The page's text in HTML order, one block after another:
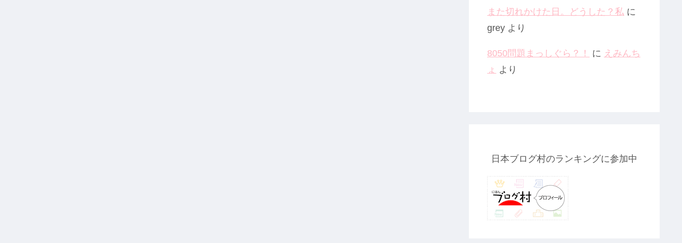
また切れかけた日。どうした？私 に
grey より
8050問題まっしぐら？！ に えみんち
ょ より
日本ブログ村のランキングに参加中